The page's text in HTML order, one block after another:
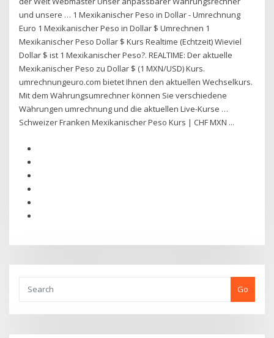
und unsere … 1 Mexikanischer Peso in Dollar - Umrechnung
Euro 1 Mexikanischer Peso in Dollar $ Umrechnen 1
Mexikanischer Peso Dollar $ Kurs Realtime (Echtzeit) Wieviel
Dollar $ ist 1 Mexikanischer Peso?. REALTIME: Der aktuelle
Mexikanischer Peso zu Dollar $ (1 MXN/USD) Kurs.
umrechnungeuro.com bietet Ihnen den aktuellen Wechselkurs.
Mit dem Währungsumrechner können Sie verschiedene
Währungen umrechnung und die aktuellen Live-Kurse …
Schweizer Franken Mexikanischer Peso Kurs | CHF MXN ...
Go